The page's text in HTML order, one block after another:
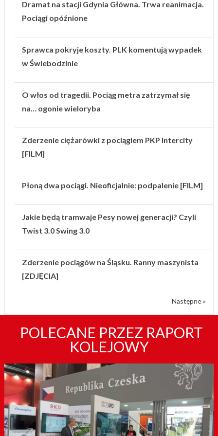
Dramat na stacji Gdynia Główna. Trwa reanimacja.
Pociągi opóźnione
Sprawca pokryje koszty. PLK komentują wypadek
w Świebodzinie
O włos od tragedii. Pociąg metra zatrzymał się
na… ogonie wieloryba
Zderzenie ciężarówki z pociągiem PKP Intercity
[FILM]
Płoną dwa pociągi. Nieoficjalnie: podpalenie [FILM]
Jakie będą tramwaje Pesy nowej generacji? Czyli
Twist 3.0 Swing 3.0
Zderzenie pociągów na Śląsku. Ranny maszynista
[ZDJĘCIA]
Następne »
POLECANE PRZEZ RAPORT
KOLEJOWY